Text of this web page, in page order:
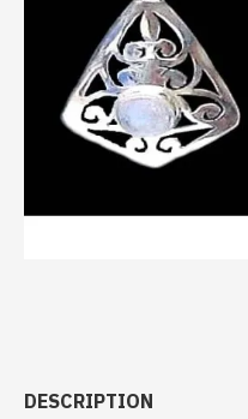
DESCRIPTION